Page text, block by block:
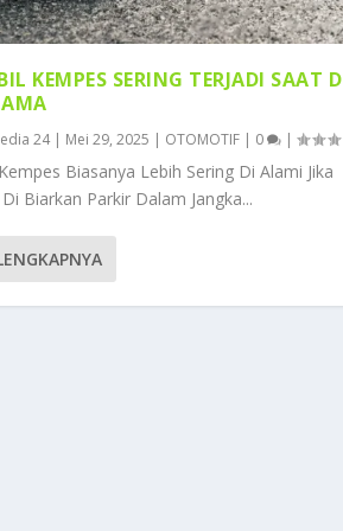
KEMPES SERING TERJADI SAAT
24| Mei 29, 2025 | OTOMOTIF | 0 |
Biasanya Lebih Sering Di Alami Jika
Biarkan Parkir Dalam Jangka...